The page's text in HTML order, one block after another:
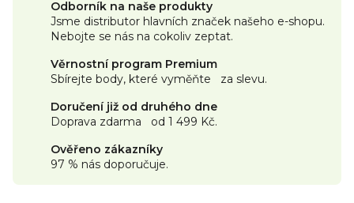
sůl 0,0 g
vitamin C 10 mg (Obsah vitaminu C na 100 g výrobku
představuje 40 % referenční hodnoty pro kojence.)
vápník 65 mg ( Obsah vápníku na 100 g výrobku
představuje 16 % referenční hodnoty pro kojence.)
Skladování a důležité informace
Skladujte v suchu a temnu při pokojové teplotě.
Nespotřebované množství uchovejte v chladničce v
Nenechávejte děti s obalem bez dozoru.
V praktickém balení „kapsička“, vhodné na výlety, hřiště
Odborník na naše produkty
Jsme distributor hlavních značek našeho e-shopu.
Nebojte se nás na cokoliv zeptat.
Věrnostní program Premium
Sbírejte body, které vyměňte za slevu.
Doručení již od druhého dne
Doprava zdarma od 1 499 Kč.
Ověřeno zákazníky
97 % nás doporučuje.